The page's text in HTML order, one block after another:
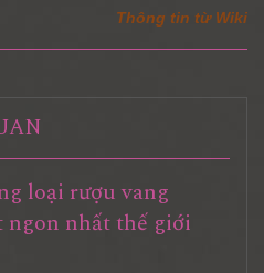
Thông tin từ Wiki
loại rượu vang
ngon nhất thế giới